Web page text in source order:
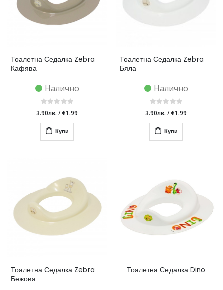
Тоалетна Седалка Zebra
Кафява
Налично
3.90лв. /€1.99
Купи
Тоалетна Седалка Zebra
Бяла
Налично
3.90лв. /€1.99
Купи
Тоалетна Седалка Zebra
Бежова
Тоалетна Седалка Dino